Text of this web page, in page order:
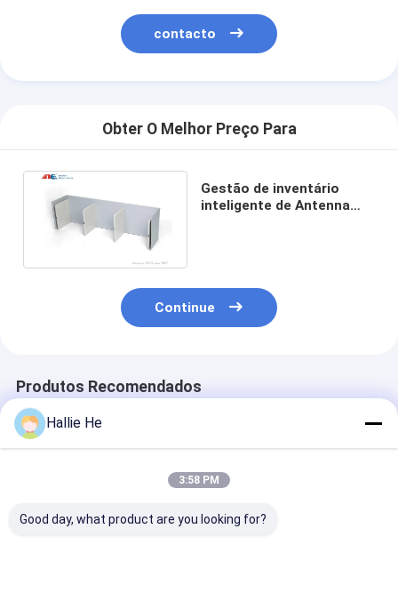
contacto
Obter O Melhor Preço Para
Gestão de inventário
inteligente de Antenna
Continue
Produtos Recomendados
Hallie He
3:58 PM
Good day, what product are you looking for?